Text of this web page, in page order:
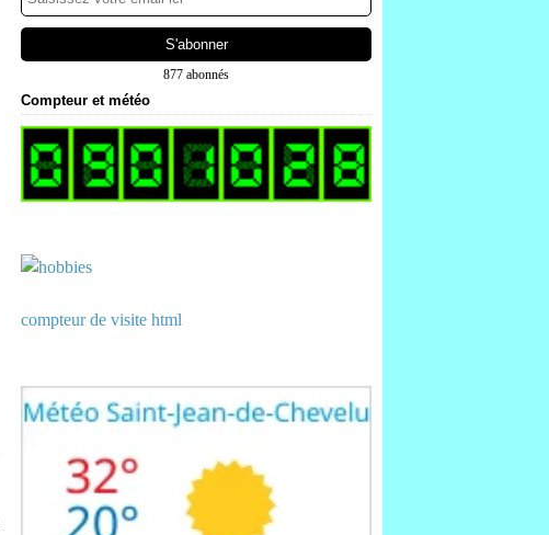
877 abonnés
Compteur et météo
compteur de visite html